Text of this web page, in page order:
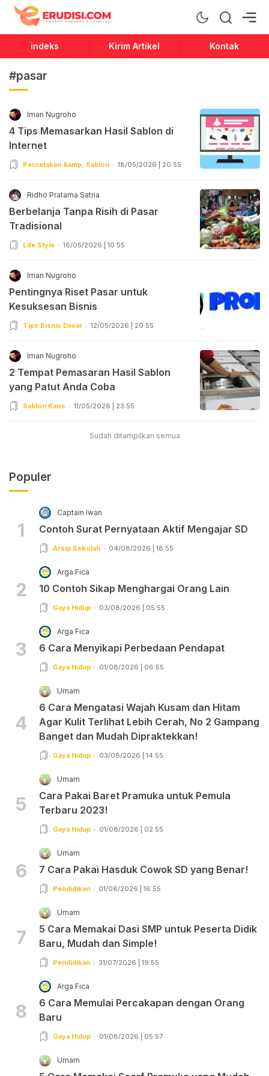
Erudisi
Temukan Jawaban dan Inspirasi
indeks Kirim Artikel Kontak
#pasar
Iman Nugroho
4 Tips Memasarkan Hasil Sablon di
Internet
Percetakan &amp; Sablon 18/05/2026 | 20:55
Ridho Pratama Satria
Berbelanja Tanpa Risih di Pasar
Tradisional
Life Style 16/05/2026 | 10:55
Iman Nugroho
Pentingnya Riset Pasar untuk
Kesuksesan Bisnis
Tips Bisnis Dasar 12/05/2026 | 20:55
Iman Nugroho
2 Tempat Pemasaran Hasil Sablon
yang Patut Anda Coba
Sablon Kaos 11/05/2026 | 23:55
Sudah ditampilkan semua
Populer
1
Captain Iwan
Contoh Surat Pernyataan Aktif Mengajar SD
Arsip Sekolah 04/08/2026 | 18:55
2
Arga Fica
10 Contoh Sikap Menghargai Orang Lain
Gaya Hidup 03/08/2026 | 05:55
3
Arga Fica
6 Cara Menyikapi Perbedaan Pendapat
Gaya Hidup 01/08/2026 | 06:55
4
Umam
6 Cara Mengatasi Wajah Kusam dan Hitam
Agar Kulit Terlihat Lebih Cerah, No 2 Gampang
Banget dan Mudah Dipraktekkan!
Gaya Hidup 03/08/2026 | 14:55
5
Umam
Cara Pakai Baret Pramuka untuk Pemula
Terbaru 2023!
Gaya Hidup 01/08/2026 | 02:55
6
Umam
7 Cara Pakai Hasduk Cowok SD yang Benar!
Pendidikan 01/08/2026 | 16:55
7
Umam
5 Cara Memakai Dasi SMP untuk Peserta Didik
Baru, Mudah dan Simple!
Pendidikan 31/07/2026 | 19:55
8
Arga Fica
6 Cara Memulai Percakapan dengan Orang
Baru
Gaya Hidup 01/08/2026 | 05:57
Umam